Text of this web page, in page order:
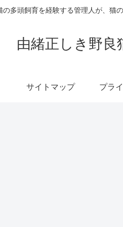
の多頭飼育を経験する管理人が、猫
由緒正しき野良
サイトマップ プラ